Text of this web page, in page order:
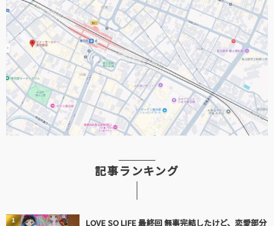
記事ランキング
LOVE SO LIFE 最終回 無事完結したけど、恋愛部分
1